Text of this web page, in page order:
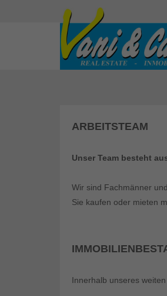
ARBEITSTEAM
Unser Team besteht
Wir sind Fachmänner
Sie kaufen oder mieten
Innerhalb unseres